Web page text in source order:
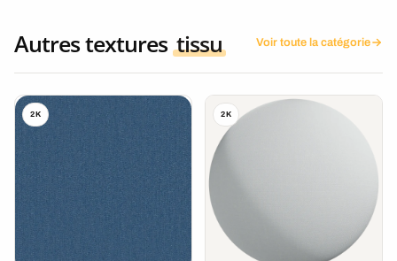
Autres textures tissu Voir toute la catégorie
2K 2K